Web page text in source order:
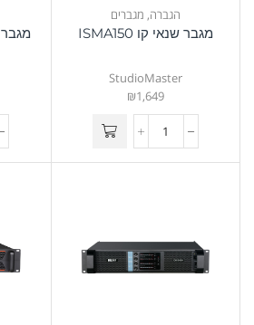
הגברה, מגברים
מגבר שנאי קו ISMA150
StudioMaster
₪1,649
מגבר 2 ערוצים EH14000